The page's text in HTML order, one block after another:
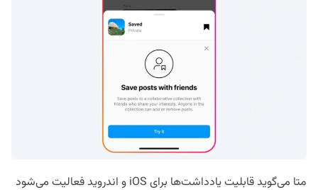
متا می‌گوید قابلیت یادداشت‌ها برای iOS و اندروید فعالیت می‌شود